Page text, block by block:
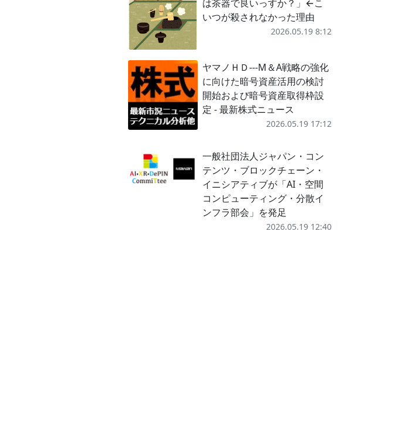
は茶器で良いっすか？」←こ
いつが殺されなかった理由
2026.05.19 8:12
ヤマノＨＤ---M＆A戦略の強化
に向けた暗号資産活用の検討
開始および暗号資産取得枠設
定 - 最新株式ニュース
2026.05.19 17:12
一般社団法人ジャパン・コン
テンツ・ブロックチェーン・
イニシアティブが「AI・空間
コンピューティング・分散イ
ンフラ部会」を発足
2026.05.19 12:40